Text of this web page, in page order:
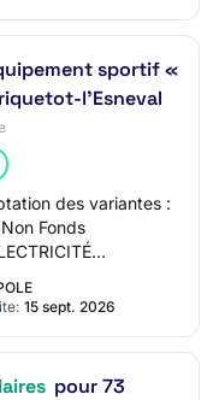
sportif «
l'Esneval
des variantes :
Fonds
PRODUCTION
15 sept. 2026
pour 73